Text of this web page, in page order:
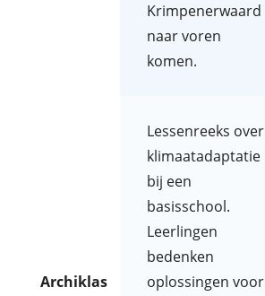
Krimpenerwaard
naar voren
komen.
Archiklas
Lessenreeks over
klimaatadaptatie
bij een
basisschool.
Leerlingen
bedenken
oplossingen voor